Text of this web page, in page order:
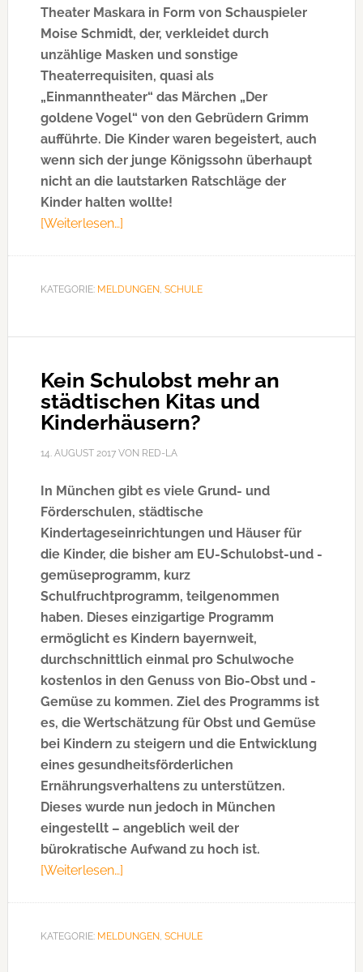
Theater Maskara in Form von Schauspieler
Moise Schmidt, der, verkleidet durch
unzählige Masken und sonstige
Theaterrequisiten, quasi als
„Einmanntheater“ das Märchen „Der
goldene Vogel“ von den Gebrüdern Grimm
aufführte. Die Kinder waren begeistert, auch
wenn sich der junge Königssohn überhaupt
nicht an die lautstarken Ratschläge der
Kinder halten wollte!
[Weiterlesen…]
der
KATEGORIE: MELDUNGEN, SCHULE
Kein Schulobst mehr an
städtischen Kitas und
Kinderhäusern?
14. AUGUST 2017VON RED-LA
In München gibt es viele Grund- und
Förderschulen, städtische
Kindertageseinrichtungen und Häuser für
die Kinder, die bisher am EU-Schulobst-und -
gemüseprogramm, kurz
Schulfruchtprogramm, teilgenommen
haben. Dieses einzigartige Programm
ermöglicht es Kindern bayernweit,
durchschnittlich einmal pro Schulwoche
kostenlos in den Genuss von Bio-Obst und -
Gemüse zu kommen. Ziel des Programms ist
es, die Wertschätzung für Obst und Gemüse
bei Kindern zu steigern und die Entwicklung
eines gesundheitsförderlichen
Ernährungsverhaltens zu unterstützen.
Dieses wurde nun jedoch in München
eingestellt – angeblich weil der
bürokratische Aufwand zu hoch ist.
[Weiterlesen…]
an
KATEGORIE: MELDUNGEN, SCHULE